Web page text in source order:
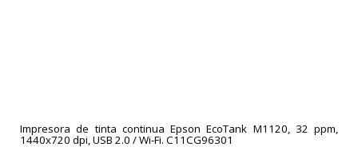
Impresora de tinta continua Epson EcoTank M1120, 32 ppm,
1440x720 dpi, USB 2.0 / Wi-Fi. C11CG96301